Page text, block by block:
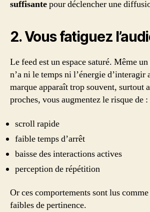
suffisantepour déclencher une
2. Vous fatiguez
Le feed est un espace saturé. Même
n’a ni le temps ni l’énergie
marque apparaît trop souvent, surtout
proches, vous augmentez le risque de :
scroll rapide
faible temps d’arrêt
baisse des interactions actives
perception de répétition
Or ces comportements sont lus
faibles de pertinence.